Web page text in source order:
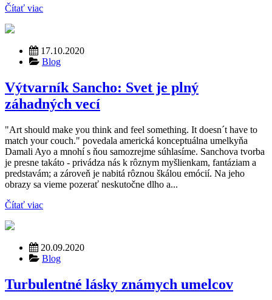
Čítať viac
17.10.2020
Blog
Výtvarník Sancho: Svet je plný
záhadných vecí
"Art should make you think and feel something. It doesn´t have to
match your couch." povedala americká konceptuálna umelkyňa
Damali Ayo a mnohí s ňou samozrejme súhlasíme. Sanchova tvorba
je presne takáto - privádza nás k rôznym myšlienkam, fantáziam a
predstavám; a zároveň je nabitá rôznou škálou emócií. Na jeho
obrazy sa vieme pozerať neskutočne dlho a...
Čítať viac
20.09.2020
Blog
Turbulentné lásky známych umelcov